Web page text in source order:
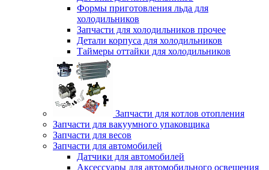
Формы приготовления льда для
холодильников
Запчасти для холодильников прочее
Детали корпуса для холодильников
Таймеры оттайки для холодильников
Запчасти для котлов отопления
Запчасти для вакуумного упаковщика
Запчасти для весов
Запчасти для автомобилей
Датчики для автомобилей
Аксессуары для автомобильного освещения